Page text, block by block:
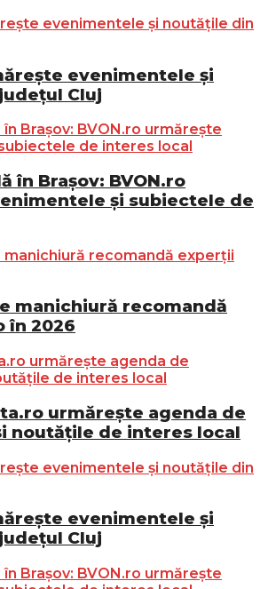
evenimentele și
Cluj
în Brașov: BVON.ro
și subiectele de
manichiură recomandă
în 2026
urmărește agenda de
noutățile de interes local
evenimentele și
Cluj